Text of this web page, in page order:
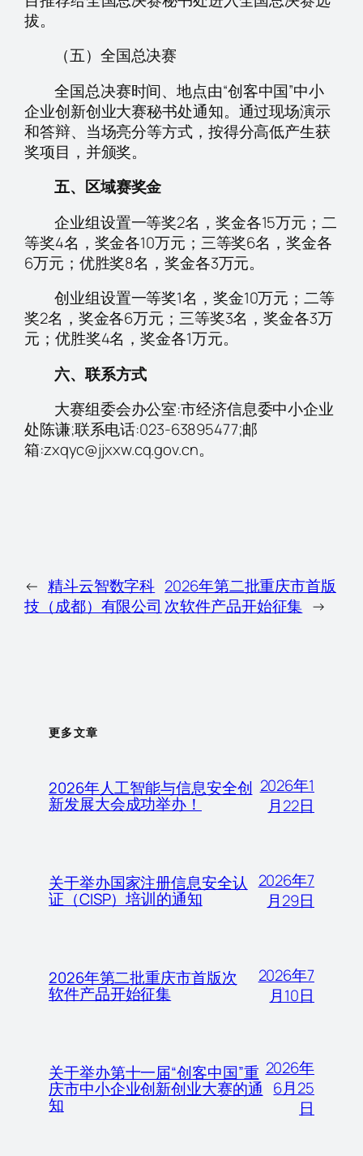
拔。
（五）全国总决赛
全国总决赛时间、地点由“创客中国”中小
企业创新创业大赛秘书处通知。通过现场演示
和答辩、当场亮分等方式，按得分高低产生获
奖项目，并颁奖。
五、区域赛奖金
企业组设置一等奖2名，奖金各15万元；二
等奖4名，奖金各10万元；三等奖6名，奖金各
6万元；优胜奖8名，奖金各3万元。
创业组设置一等奖1名，奖金10万元；二等
奖2名，奖金各6万元；三等奖3名，奖金各3万
元；优胜奖4名，奖金各1万元。
六、联系方式
大赛组委会办公室:市经济信息委中小企业
处陈谦;联系电话:023-63895477;邮
箱:zxqyc@jjxxw.cq.gov.cn。
← 精斗云智数字科
技（成都）有限公司
2026年第二批重庆市首版
次软件产品开始征集 →
更多文章
2026年人工智能与信息安全创
新发展大会成功举办！
2026年1
月22日
关于举办国家注册信息安全认
证（CISP）培训的通知
2026年7
月29日
2026年第二批重庆市首版次
软件产品开始征集
2026年7
月10日
关于举办第十一届“创客中国”重
庆市中小企业创新创业大赛的通
知
2026年
6月25
日